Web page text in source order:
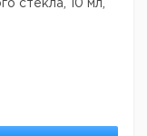
стекла, 10 мл,